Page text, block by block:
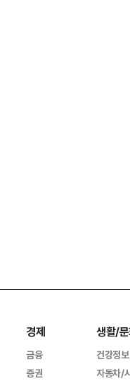
경제
금융
증권
생활/
건강정보
자동차/